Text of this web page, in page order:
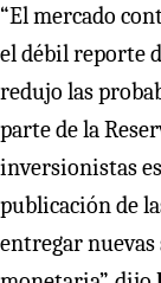
“El mercado
el débil reporte
redujo las
parte de la
inversionistas
publicación de
entregar